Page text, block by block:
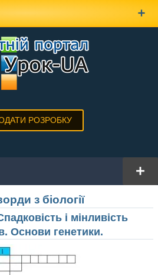
РОЗРОБКУ
з біології
і мінливість
Основи генетики.